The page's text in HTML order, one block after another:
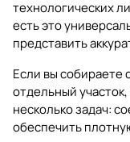
технологических
есть это
представить
Если вы собираете
отдельный
несколько задач:
обеспечить